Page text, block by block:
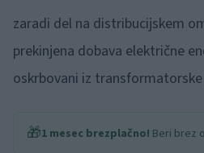
zaradi del na distribucijskem
prekinjena dobava električne
oskrbovani iz
🎁1 mesec brezplačno! Beri brez